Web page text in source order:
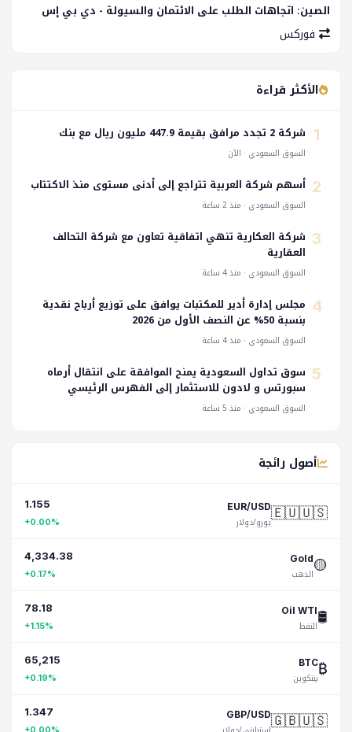
الصين: اتجاهات الطلب على الائتمان والسيولة - دي بي إس
فوركس
الأكثر قراءة
1 شركة 2 تجدد مرافق بقيمة 447.9 مليون ريال مع بنك
السوق السعودي · الآن
2 أسهم شركة العربية تتراجع إلى أدنى مستوى منذ الاكتتاب
السوق السعودي · منذ 2 ساعة
3 شركة العكارية تنهي اتفاقية تعاون مع شركة التحالف
العقارية
السوق السعودي · منذ 4 ساعة
4 مجلس إدارة أدیر للمكتبات يوافق على توزيع أرباح نقدية
بنسبة 50% عن النصف الأول من 2026
السوق السعودي · منذ 4 ساعة
5 سوق تداول السعودية يمنح الموافقة على انتقال أرماه
سبورتس و لادون للاستثمار إلى الفهرس الرئيسي
السوق السعودي · منذ 5 ساعة
أصول رائجة
🇪🇺🇺🇸
EUR/USD
يورو/دولار
1.155
+0.00%
🟡
Gold
الذهب
4,334.38
+0.17%
🛢️
Oil WTI
النفط
78.18
+1.15%
₿
BTC
بيتكوين
65,215
+0.19%
🇬🇧🇺🇸
GBP/USD
1.347